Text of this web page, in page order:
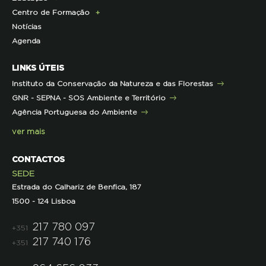
Contactos e Localização
Representações
Outros Projetos
Histórico de Projetos
Press Kit
ECOs-Locais
Dicas úteis
Iniciativas
Pareceres
Parcerias
Projetos
Semana do Jornalismo de Ambiente 2023
Área dos Professores
Recursos Pedagógicos
Literacia para a Floresta
Projetos
Centro de Formação
Formação Certificada
Formação Contínua para Professores
Outras Formações
Notícias
Agenda
LINKS ÚTEIS
Instituto da Conservação da Natureza e das Florestas
GNR - SEPNA - SOS Ambiente e Território
Agência Portuguesa do Ambiente
ver mais
CONTACTOS
SEDE
Estrada do Calhariz de Benfica, 187
1500 - 124 Lisboa
+351 217 780 097
+351 217 740 176